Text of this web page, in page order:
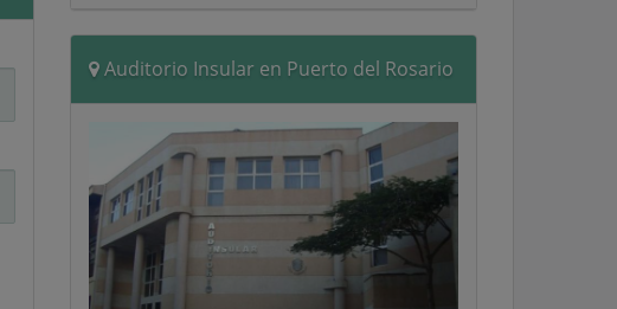
Auditorio Insular en Puerto del Rosario